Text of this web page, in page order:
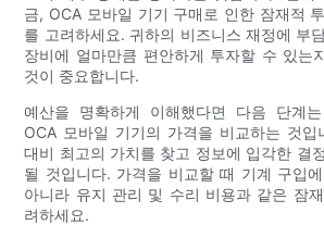
금, OCA 모바일 기기 구매로 인한 잠재적
를 고려하세요. 귀하의 비즈니스 재정에 부
장비에 얼마만큼 편안하게 투자할 수 있는
것이 중요합니다.
예산을 명확하게 이해했다면 다음 단계
OCA 모바일 기기의 가격을 비교하는 것
대비 최고의 가치를 찾고 정보에 입각한 결
될 것입니다. 가격을 비교할 때 기계 구입
아니라 유지 관리 및 수리 비용과 같은 잠
려하세요.